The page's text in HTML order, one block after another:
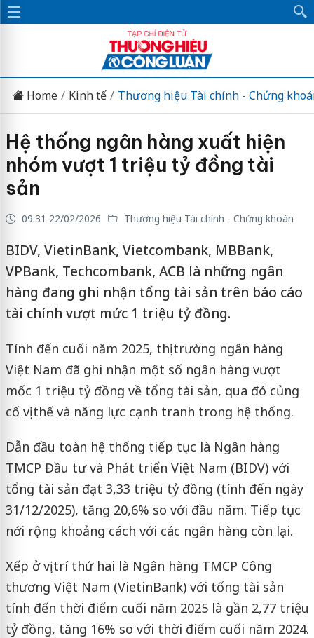
Home Kinh tế Thương hiệu Tài chính - Chứng
Hệ thống ngân hàng xuất hiện
nhóm vượt 1 triệu tỷ đồng tài
sản
09:31 22/02/2026 Thương hiệu Tài chính - Chứng khoán
BIDV, VietinBank, Vietcombank, MBBank,
VPBank, Techcombank, ACB là những ngân
hàng đang ghi nhận tổng tài sản trên báo cáo
tài chính vượt mức 1 triệu tỷ đồng.
Tính đến cuối năm 2025, thị trường ngân hàng
Việt Nam đã ghi nhận một số ngân hàng vượt
mốc 1 triệu tỷ đồng về tổng tài sản, qua đó củng
cố vị thế và năng lực cạnh tranh trong hệ thống.
Dẫn đầu toàn hệ thống tiếp tục là Ngân hàng
TMCP Đầu tư và Phát triển Việt Nam (BIDV) với
tổng tài sản đạt 3,33 triệu tỷ đồng (tính đến ngày
31/12/2025), tăng 20,6% so với đầu năm. Tiếp tục
nới rộng khoảng cách với các ngân hàng còn lại.
Xếp ở vị trí thứ hai là Ngân hàng TMCP Công
thương Việt Nam (VietinBank) với tổng tài sản
tính đến thời điểm cuối năm 2025 là gần 2,77 triệu
tỷ đồng, tăng 16% so với thời điểm cuối năm 2024.